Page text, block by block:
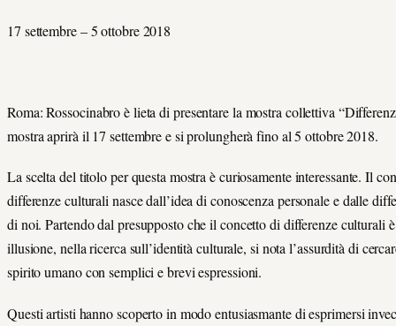
17 settembre – 5 ottobre 2018
Roma: Rossocinabro è lieta di presentare la mostra collettiva
mostra aprirà il 17 settembre e si prolungherà fino al 5 ottobre 2018.
La scelta del titolo per questa mostra è curiosamente interessante. Il
differenze culturali nasce dall’idea di conoscenza personale e dalle
di noi. Partendo dal presupposto che il concetto di differenze culturali
illusione, nella ricerca sull’identità culturale, si nota l’assurdità di
spirito umano con semplici e brevi espressioni.
Questi artisti hanno scoperto in modo entusiasmante di esprimersi